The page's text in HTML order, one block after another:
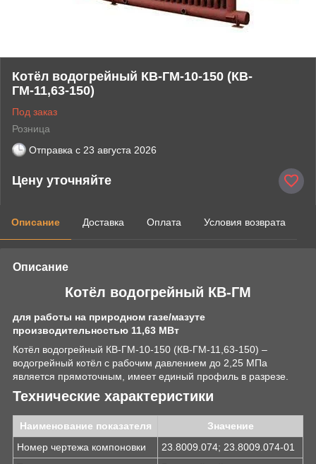
Котёл водогрейный КВ-ГМ-10-150 (КВ-
ГМ-11,63-150)
Под заказ
Розница
Отправка с 23 августа 2026
Цену уточняйте
Описание Доставка Оплата Условия возврата
Описание
Котёл водогрейный КВ-ГМ
для работы на природном газе/мазуте
производительностью 11,63 МВт
Котёл водогрейный КВ-ГМ-10-150 (КВ-ГМ-11,63-150) –
водогрейный котёл с рабочим давлением до 2,25 МПа
является прямоточным, имеет единый профиль в разрезе.
Технические характеристики
Наименование показателя
Значение
Номер чертежа компоновки
23.8009.074; 23.8009.074-01